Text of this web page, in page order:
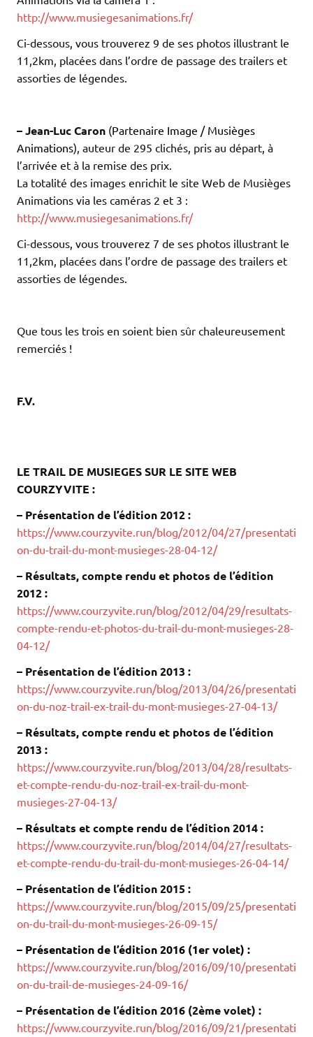
http://www.musiegesanimations.fr/
Ci-dessous, vous trouverez 9 de ses photos illustrant le
11,2km, placées dans l’ordre de passage des trailers et
assorties de légendes.
– Jean-Luc Caron (Partenaire Image / Musièges
Animations), auteur de 295 clichés, pris au départ, à
l’arrivée et à la remise des prix.
La totalité des images enrichit le site Web de Musièges
Animations via les caméras 2 et 3 :
http://www.musiegesanimations.fr/
Ci-dessous, vous trouverez 7 de ses photos illustrant le
11,2km, placées dans l’ordre de passage des trailers et
assorties de légendes.
Que tous les trois en soient bien sûr chaleureusement
remerciés !
F.V.
LE TRAIL DE MUSIEGES SUR LE SITE WEB
COURZYVITE :
– Présentation de l’édition 2012 :
https://www.courzyvite.run/blog/2012/04/27/presentati
on-du-trail-du-mont-musieges-28-04-12/
– Résultats, compte rendu et photos de l’édition
2012 :
https://www.courzyvite.run/blog/2012/04/29/resultats-
compte-rendu-et-photos-du-trail-du-mont-musieges-28-
04-12/
– Présentation de l’édition 2013 :
https://www.courzyvite.run/blog/2013/04/26/presentati
on-du-noz-trail-ex-trail-du-mont-musieges-27-04-13/
– Résultats, compte rendu et photos de l’édition
2013 :
https://www.courzyvite.run/blog/2013/04/28/resultats-
et-compte-rendu-du-noz-trail-ex-trail-du-mont-
musieges-27-04-13/
– Résultats et compte rendu de l’édition 2014 :
https://www.courzyvite.run/blog/2014/04/27/resultats-
et-compte-rendu-du-trail-du-mont-musieges-26-04-14/
– Présentation de l’édition 2015 :
https://www.courzyvite.run/blog/2015/09/25/presentati
on-du-trail-du-mont-musieges-26-09-15/
– Présentation de l’édition 2016 (1er volet) :
https://www.courzyvite.run/blog/2016/09/10/presentati
on-du-trail-de-musieges-24-09-16/
– Présentation de l’édition 2016 (2ème volet) :
https://www.courzyvite.run/blog/2016/09/21/presentati